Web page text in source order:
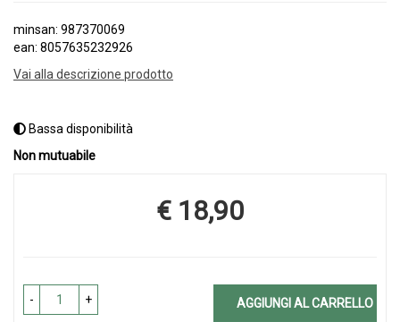
minsan: 987370069
ean: 8057635232926
Vai alla descrizione prodotto
Bassa disponibilità
Non mutuabile
Prezzo
€ 18,90
- + AGGIUNGI AL CARRELLO